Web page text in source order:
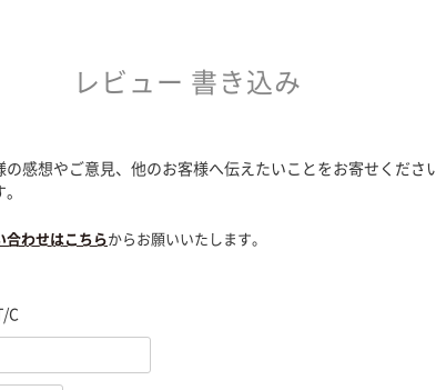
レビュー 書き込み
感想やご意見、他のお客様へ伝えたいことをお寄せくださ
合わせはこちらからお願いいたします。
C